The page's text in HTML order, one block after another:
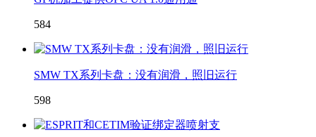
584
SMW TX系列卡盘：没有润滑，照旧运行
598